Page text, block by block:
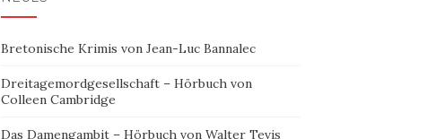
Bretonische Krimis von Jean-Luc Bannalec
Dreitagemordgesellschaft – Hörbuch von
Colleen Cambridge
Das Damengambit – Hörbuch von Walter Tevis